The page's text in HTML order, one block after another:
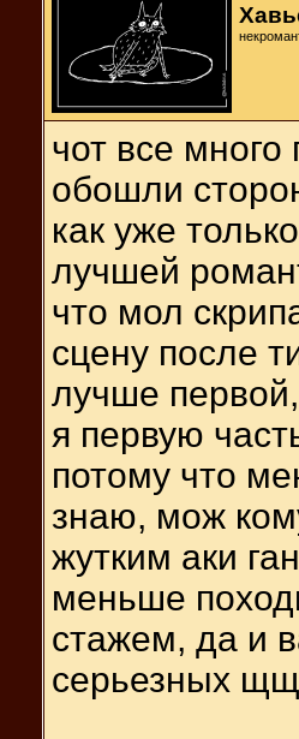
чот все
обошли
как уже
лучшей
что мол
сцену после
лучше
я первую
потому что
знаю, мож
жутким аки
меньше
стажем, да и
серьезных